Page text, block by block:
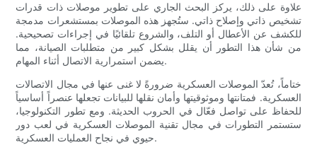
علاوة على ذلك، يركز البحث الجاري على تطوير موصلات ذات قدرات
تشخيص ذاتي وإصلاح ذاتي. ستُجهز هذه الموصلات بمستشعرات مدمجة
للكشف عن الأعطال أو التلف، والشروع تلقائيًا في إجراءات تصحيحية.
من شأن هذا التطور أن يقلل بشكل كبير من متطلبات الصيانة، مما
يضمن استمرارية الاتصال أثناء المهام.
ختاماً، تُعدّ الموصلات العسكرية ضرورةً لا غنى عنها في مجال الاتصالات
العسكرية. فمتانتها وموثوقيتها وأمان نقلها للبيانات تجعلها عنصراً أساسياً
للحفاظ على تواصل فعّال في الحروب الحديثة. ومع تطور التكنولوجيا،
ستستمر التطورات في مجال تقنية الموصلات العسكرية في لعب دور
حيوي في نجاح العمليات العسكرية.